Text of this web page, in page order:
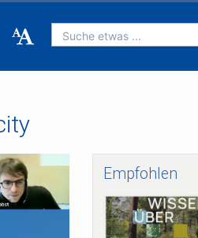
Suche etwas ...
Empfohlen